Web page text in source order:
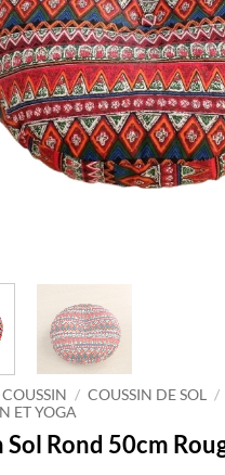
COUSSIN / COUSSIN DE SOL /
ET YOGA
Sol Rond 50cm